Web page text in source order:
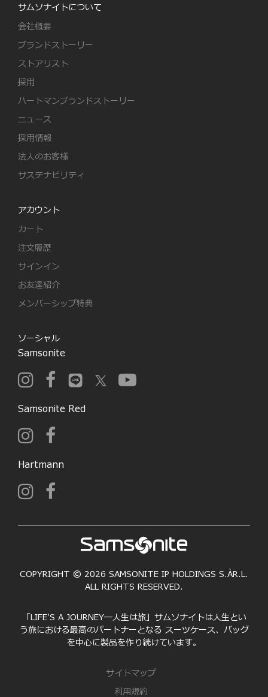
サムソナイトについて
会社概要
ブランドストーリー
ストアリスト
採用
ハートマンブランドストーリー
ニュース
採用情報
法人のお客様
サステナビリティ
アカウント
カート
注文履歴
サインイン
お友達紹介
メンバーシップ特典
ソーシャル
Samsonite
Samsonite Red
Hartmann
COPYRIGHT © 2026 SAMSONITE IP HOLDINGS S.ÀR.L.
ALL RIGHTS RESERVED.
「LIFE'S A JOURNEY―人生は旅」サムソナイトは人生とい
う旅における最高のパートナーとなる スーツケース、バッグ
を中心に製品を作り続けています。
サイトマップ
利用規約